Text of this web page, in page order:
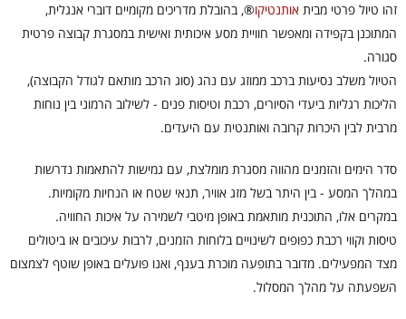
זהו טיול פרטי מבית אותנטיקו®, בהובלת מדריכים מקומיים דוברי אנגלית,
המתוכנן בקפידה ומאפשר חוויית מסע איכותית ואישית במסגרת קבוצה פרטית
סגורה.
הטיול משלב נסיעות ברכב ממוזג עם נהג (סוג הרכב מותאם לגודל הקבוצה),
הליכות רגליות ביעדי הסיורים, רכבת וטיסות פנים - לשילוב הרמוני בין נוחות
מרבית לבין היכרות קרובה ואותנטית עם היעדים.
סדר הימים והזמנים מהווה מסגרת מומלצת, עם גמישות להתאמות נדרשות
במהלך המסע - בין היתר בשל מזג אוויר, תנאי שטח או הנחיות מקומיות.
במקרים אלו, התוכנית מותאמת באופן מיטבי לשמירה על איכות החוויה.
טיסות וקווי רכבת כפופים לשינויים בלוחות הזמנים, לרבות עיכובים או ביטולים
מצד המפעילים. מדובר בתופעה מוכרת בענף, ואנו פועלים באופן שוטף לצמצום
השפעתה על מהלך המסלול.